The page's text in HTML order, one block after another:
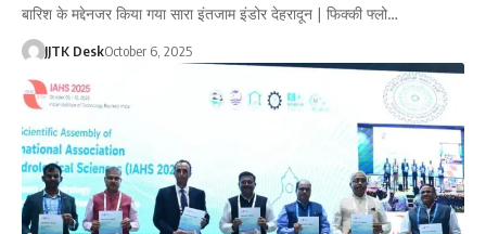
बारिश के मद्देनजर किया गया सारा इंतजाम इंडोर देहरादून | फिक्की फ्लो…
JJTK DeskOctober 6, 2025